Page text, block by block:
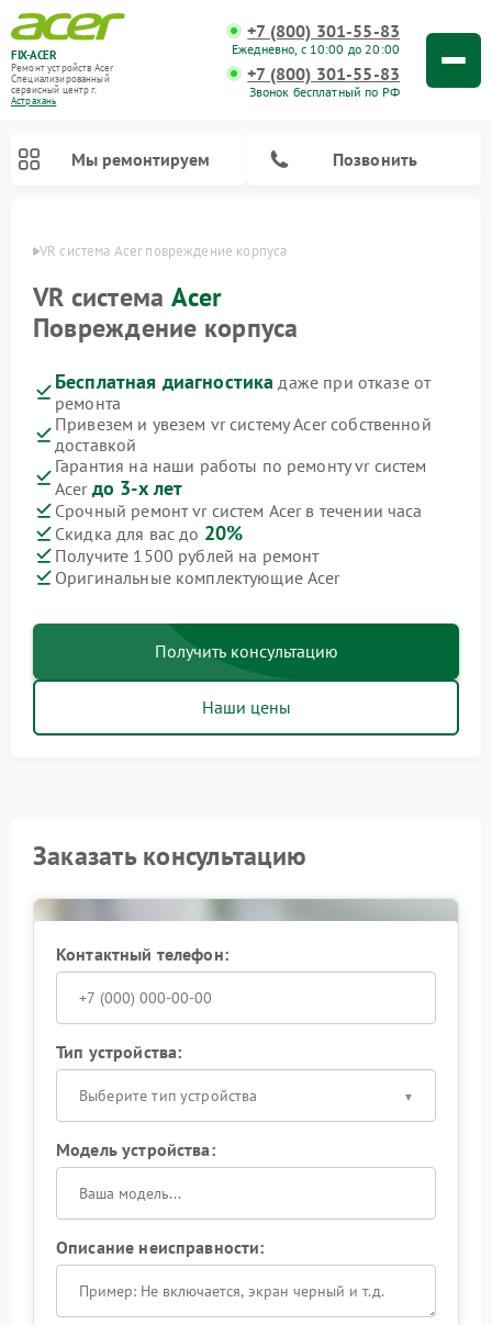
FIX-ACER
Ремонт устройств Acer
Специализированный
cервисный центр г.
Астрахань
+7 (800) 301-55-83
Ежедневно, с 10:00 до 20:00
+7 (800) 301-55-83
Звонок бесплатный по РФ
Мы ремонтируем Позвонить
VR система Acer повреждение корпуса
VR система Acer
Повреждение корпуса
Бесплатная диагностика даже при отказе от
ремонта
Привезем и увезем vr систему Acer собственной
доставкой
Гарантия на наши работы по ремонту vr систем
Acer до 3-х лет
Срочный ремонт vr систем Acer в течении часа
Скидка для вас до 20%
Получите 1500 рублей на ремонт
Оригинальные комплектующие Acer
Получить консультацию
Наши цены
Заказать консультацию
Контактный телефон:
Тип устройства:
Выберите тип устройства
Модель устройства:
Описание неисправности: